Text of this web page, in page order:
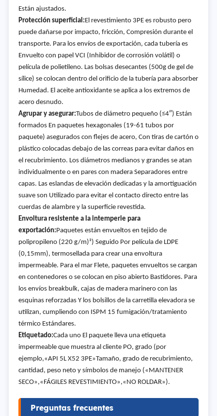
Están ajustados.
Protección superficial:El revestimiento 3PE es robusto pero
puede dañarse por impacto, fricción, Compresión durante el
transporte. Para los envíos de exportación, cada tubería es
Envuelto con papel VCI (Inhibidor de corrosión volátil) o
película de polietileno. Las bolsas desecantes (500g de gel de
sílice) se colocan dentro del orificio de la tubería para absorber
Humedad. El aceite antioxidante se aplica a los extremos de
acero desnudo.
Agrupar y asegurar:Tubos de diámetro pequeño (≤4″) Están
formados En paquetes hexagonales (19-61 tubos por
paquete) asegurados con flejes de acero, Con tiras de cartón o
plástico colocadas debajo de las correas para evitar daños en
el recubrimiento. Los diámetros medianos y grandes se atan
individualmente o en pares con madera Separadores entre
capas. Las eslandas de elevación dedicadas y la amortiguación
suave son Utilizado para evitar el contacto directo entre las
cuerdas de alambre y la superficie revestida.
Envoltura resistente a la intemperie para
exportación:Paquetes están envueltos en tejido de
polipropileno (220 g/m)²) Seguido Por película de LDPE
(0,15mm), termosellada para crear una envoltura
impermeable. Para el mar Flete, paquetes envueltos se cargan
en contenedores o se colocan en piso abierto Bastidores. Para
los envíos breakbulk, cajas de madera marinero con las
esquinas reforzadas Y los bolsillos de la carretilla elevadora se
utilizan, cumpliendo con ISPM 15 fumigación/tratamiento
térmico Estándares.
Etiquetado:Cada uno El paquete lleva una etiqueta
impermeable que muestra al cliente PO, grado (por
ejemplo,«API 5L X52 3PE»Tamaño, grado de recubrimiento,
cantidad, peso neto y símbolos de manejo («MANTENER
SECO»,«FÁGILES REVESTIMIENTO»,«NO ROLDAR»).
Preguntas frecuentes